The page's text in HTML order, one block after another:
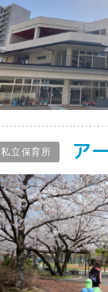
私立保育所 ア